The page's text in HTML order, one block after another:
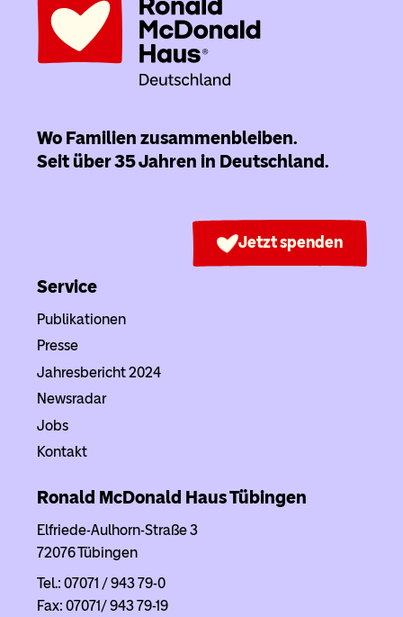
Wo Familien zusammenbleiben.
Seit über 35 Jahren in Deutschland.
Jetzt spenden
Service
Publikationen
Presse
Jahresbericht 2024
Newsradar
Jobs
Kontakt
Ronald McDonald HausTübingen
Elfriede-Aulhorn-Straße 3
72076 Tübingen
Tel.: 07071 / 943 79-0
Fax: 07071/ 943 79-19